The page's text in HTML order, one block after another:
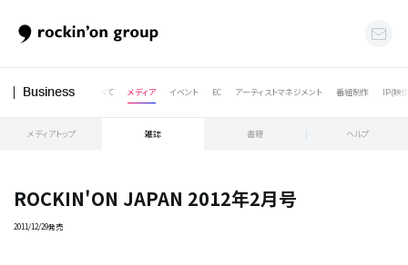
Business すべて メディア イベント EC アーティストマネジメント 番組制作 IP(映
メディアトップ 雑誌 書籍 ヘルプ
ROCKIN'ON JAPAN 2012年2月号
2011/12/29発売